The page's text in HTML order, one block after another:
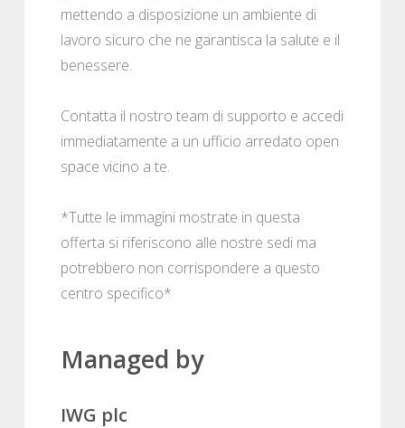
mettendo a disposizione un ambiente di
lavoro sicuro che ne garantisca la salute e il
benessere.
Contatta il nostro team di supporto e accedi
immediatamente a un ufficio arredato open
space vicino a te.
*Tutte le immagini mostrate in questa
offerta si riferiscono alle nostre sedi ma
potrebbero non corrispondere a questo
centro specifico*
Managed by
IWG plc